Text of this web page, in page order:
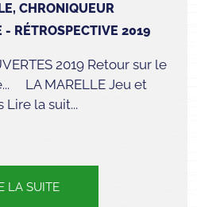
CHRONIQUEUR
RÉTROSPECTIVE 2019
2019 Retour sur le
LA MARELLE Jeu et
Lire la suit...
LA SUITE